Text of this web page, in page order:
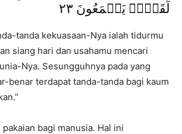
لِّقَوۡمٖ يَسۡمَعُونَ ٢٣
tanda kekuasaan-Nya ialah tidurmu
siang hari dan usahamu mencari
Nya. Sesungguhnya pada yang
benar terdapat tanda-tanda bagi kaum
bagi manusia. Hal ini